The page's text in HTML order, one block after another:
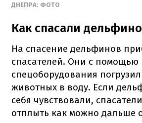
ДНЕПРА: ФОТО
Как спасали
На спасение дельфинов
спасателей. Они с помощью
спецоборудования
животных в воду. Если
себя чувствовали,
отплыть как можно дальше